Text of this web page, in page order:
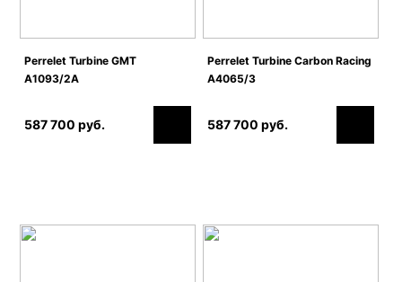
Perrelet Turbine GMT
A1093/2A
587 700 руб.
Perrelet Turbine Carbon Racing
A4065/3
587 700 руб.